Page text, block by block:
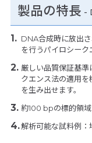
製品の特長 -
DNA合成時に放出
を行うパイロシーク
厳しい品質保証基
クエンス法の適用
を生み出せます。
約100 bpの標的領域
解析可能な試料例